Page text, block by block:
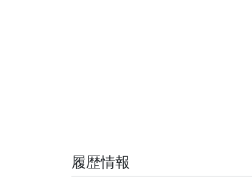
履歴情報